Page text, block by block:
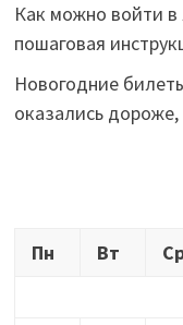
Как можно войти
пошаговая
Новогодние
оказались
Пн
Вт